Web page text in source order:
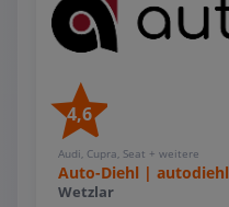
4,6
Audi, Cupra, Seat + weitere
Auto-Diehl | autodiehl
Wetzlar